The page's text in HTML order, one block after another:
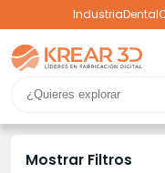
IndustriaDental
Mostrar Filtros